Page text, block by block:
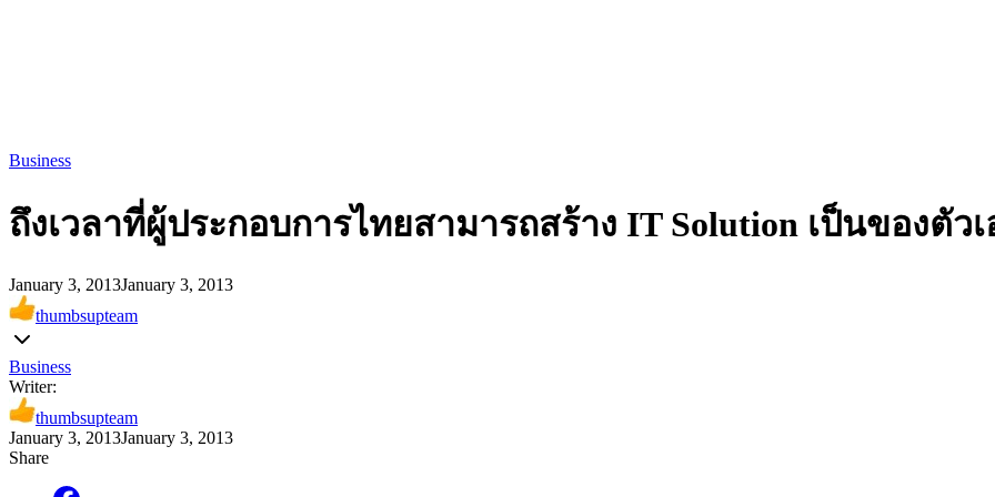
Business
ถึงเวลาที่ผู้ประกอบการไทยสามารถสร้าง IT Solution เป็นของตัวเ
January 3, 2013January 3, 2013
thumbsupteam
Business
Writer:
thumbsupteam
January 3, 2013January 3, 2013
Share